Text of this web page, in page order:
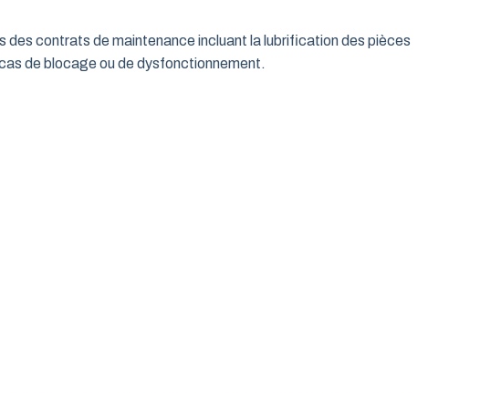
des contrats de maintenance incluant la lubrification des pièces
de blocage ou de dysfonctionnement.